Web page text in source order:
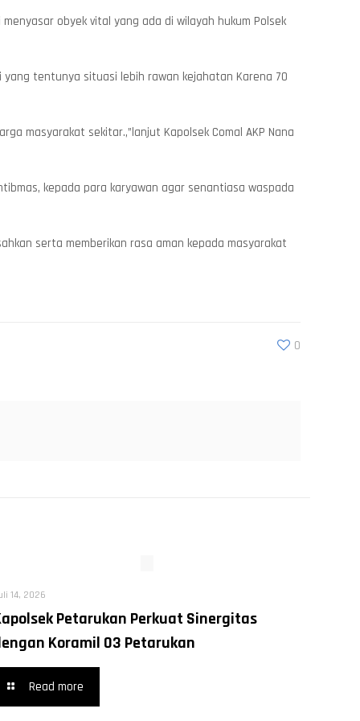
obyek vital yang ada di wilayah hukum Polsek
tentunya situasi lebih rawan kejahatan Karena 70
masyarakat sekitar.,”lanjut Kapolsek Comal AKP Nana
kepada para karyawan agar senantiasa waspada
serta memberikan rasa aman kepada masyarakat
0
14, 2026
Petarukan Perkuat Sinergitas
Koramil 03 Petarukan
Read more